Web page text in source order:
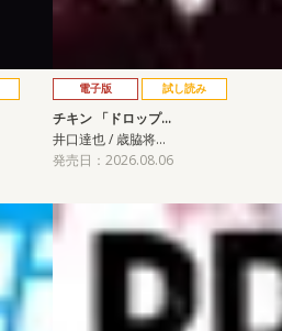
電子版 試し読み
チキン 「ドロップ…
井口達也 / 歳脇将…
発売日：2026.08.06